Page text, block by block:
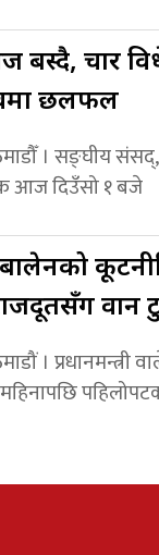
बस्दै, चार
छलफल
। सङ्घीय संसद्,
आज दिउँसो १ बजे
वान
। प्रधानमन्त्री